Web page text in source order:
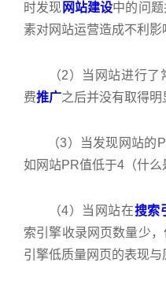
时发现 网站建设中的问
素对网站运营造成不利影
（2）当网站进行了
费推广之后并没有取得明
（3）当发现网站的
如网站PR值低于4（什么
（4）当网站在搜索
索引擎收录网页数量少
引擎低质量网页的表现与